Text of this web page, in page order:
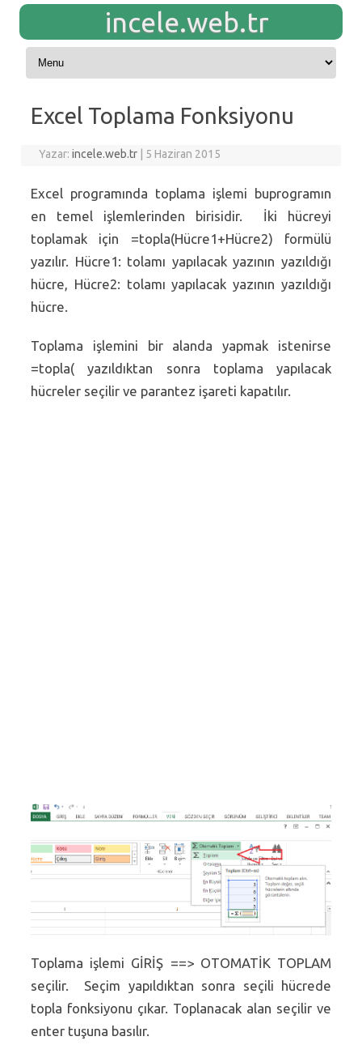
incele.web.tr
Skip to content
Excel Toplama Fonksiyonu
Yazar:incele.web.tr 5 Haziran 2015
Excel programında toplama işlemi buprogramın
en temel işlemlerinden birisidir. İki hücreyi
toplamak için =topla(Hücre1+Hücre2) formülü
yazılır. Hücre1: tolamı yapılacak yazının yazıldığı
hücre, Hücre2: tolamı yapılacak yazının yazıldığı
hücre.
Toplama işlemini bir alanda yapmak istenirse
=topla( yazıldıktan sonra toplama yapılacak
hücreler seçilir ve parantez işareti kapatılır.
Toplama işlemi GİRİŞ ==> OTOMATİK TOPLAM
seçilir. Seçim yapıldıktan sonra seçili hücrede
topla fonksiyonu çıkar. Toplanacak alan seçilir ve
enter tuşuna basılır.